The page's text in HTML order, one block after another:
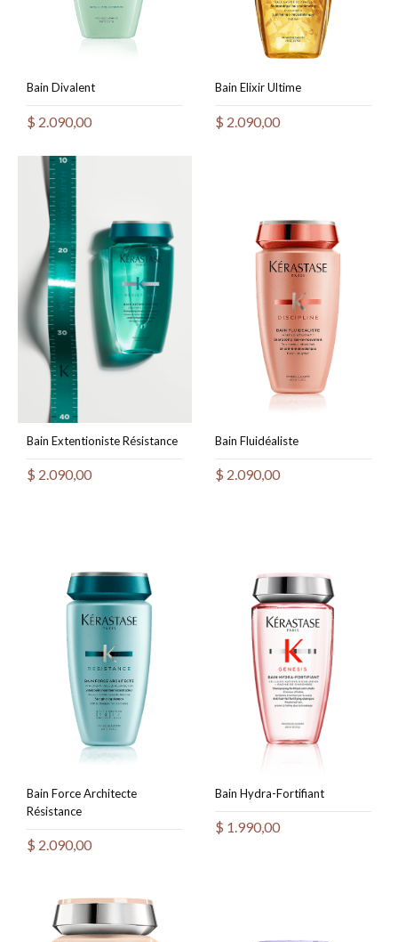
Bain Divalent
$ 2.090,00
Bain Elixir Ultime
$ 2.090,00
Bain Extentioniste Résistance
$ 2.090,00
Bain Fluidéaliste
$ 2.090,00
Bain Force Architecte
Résistance
$ 2.090,00
Bain Hydra-Fortifiant
$ 1.990,00